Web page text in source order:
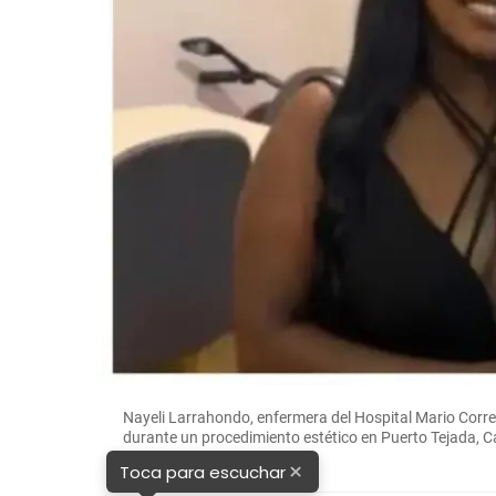
Nayeli Larrahondo, enfermera del Hospital Mario
durante un procedimiento estético en Puerto Tejada,
Toca para escuchar×